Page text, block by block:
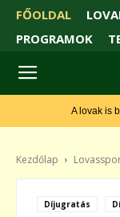
FŐOLDAL
PROGRAMOK
A lovak is
Kezdőlap
Díjugratás